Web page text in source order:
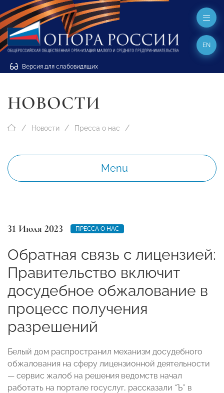
Версия для слабовидящих
EN
НОВОСТИ
Новости Пресса о нас
Menu
31 Июля 2023 ПРЕССА О НАС
Обратная связь с лицензией:
Правительство включит
досудебное обжалование в
процесс получения
разрешений
Белый дом распространил механизм досудебного
обжалования на сферу лицензионной деятельности
— сервис жалоб на решения ведомств начал
работать на портале госуслуг, рассказали “Ъ” в